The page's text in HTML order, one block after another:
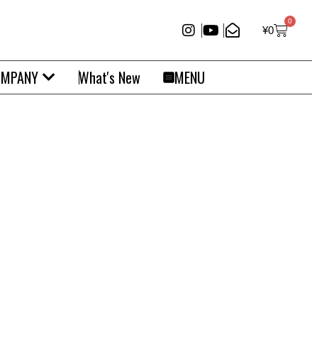
¥0
0
What's New MENU